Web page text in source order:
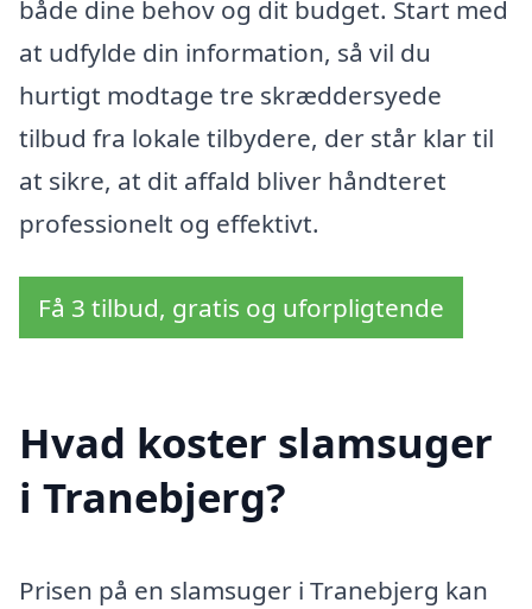
både dine behov og dit budget. Start med
at udfylde din information, så vil du
hurtigt modtage tre skræddersyede
tilbud fra lokale tilbydere, der står klar til
at sikre, at dit affald bliver håndteret
professionelt og effektivt.
Få 3 tilbud, gratis og uforpligtende
Hvad koster slamsuger
i Tranebjerg?
Prisen på en slamsuger i Tranebjerg kan